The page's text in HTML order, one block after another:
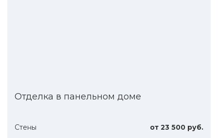
Отделка в панельном доме
Стены от 23 500 руб.